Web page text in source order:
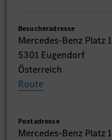
Besucheradresse
Mercedes-Benz Platz 1
5301 Eugendorf
Österreich
Route
Postadresse
Mercedes-Benz Platz 1